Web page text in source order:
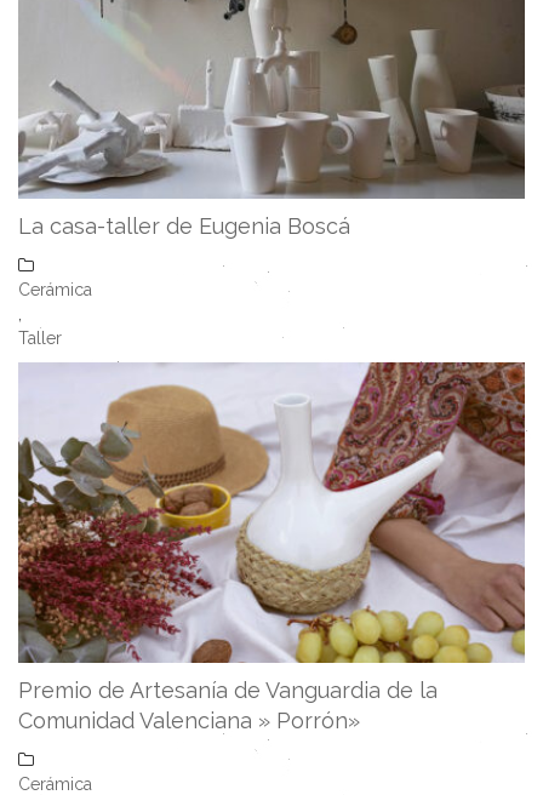
La casa-taller de Eugenia Boscá
Cerámica
,
Taller
Premio de Artesanía de Vanguardia de la
Comunidad Valenciana » Porrón»
Cerámica